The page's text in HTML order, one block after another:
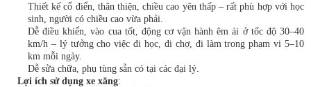
Thiết kế cổ điển, thân thiện, chiều cao yên thấp – rất phù hợp với học
sinh, người có chiều cao vừa phải.
Dễ điều khiển, vào cua tốt, động cơ vận hành êm ái ở tốc độ 30–40
km/h – lý tưởng cho việc đi học, đi chợ, đi làm trong phạm vi 5–10
km mỗi ngày.
Dễ sửa chữa, phụ tùng sẵn có tại các đại lý.
Lợi ích sử dụng xe xăng: